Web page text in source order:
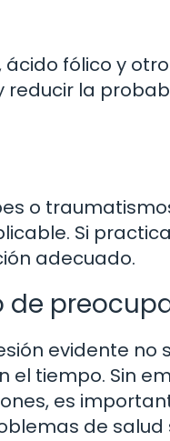
fólico y
la
o
Si
adecuado.
de
evidente no
tiempo. Sin
es
de salud